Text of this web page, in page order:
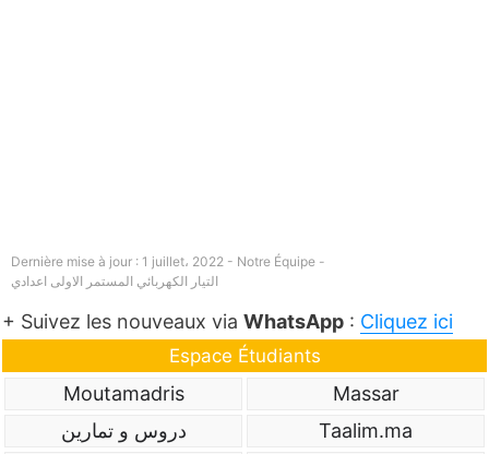
Dernière mise à jour : 1 juillet، 2022 - Notre Équipe -
التيار الكهربائي المستمر الاولى اعدادي
+ Suivez les nouveaux via WhatsApp : Cliquez ici
Espace Étudiants
Massar
Moutamadris
Taalim.ma
دروس و تمارين